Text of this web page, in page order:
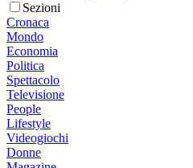
Sezioni
Cronaca
Mondo
Economia
Politica
Spettacolo
Televisione
People
Lifestyle
Videogiochi
Donne